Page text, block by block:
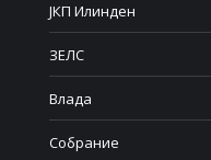
ЈКП Илинден
ЗЕЛС
Влада
Собрание